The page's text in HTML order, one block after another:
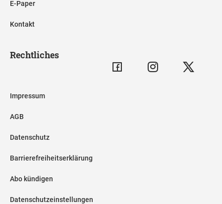
E-Paper
Kontakt
Rechtliches
Impressum
AGB
Datenschutz
Barrierefreiheitserklärung
Abo kündigen
Datenschutzeinstellungen